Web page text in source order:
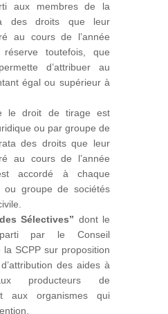
aux membres de la
des droits que leur
au cours de l’année
réserve toutefois, que
d’attribuer au
égal ou supérieur à
le droit de tirage est
ou par groupe de
des droits que leur
au cours de l’année
accordé à chaque
ou groupe de sociétés
Sélectives” dont le
par le Conseil
la SCPP sur proposition
des aides à
producteurs de
aux organismes qui